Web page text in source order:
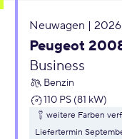
Neuwagen | 2026
Peugeot
Business
Benzin
110 PS (81 kW)
weitere Farben
Liefertermin